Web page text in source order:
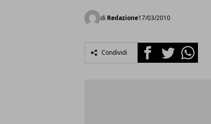
di Redazione17/03/2010
Condividi FacebookTwitterWhatsapp